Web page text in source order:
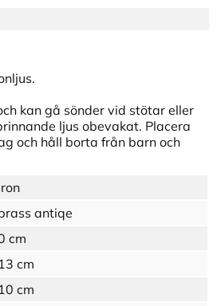
kan gå sönder vid stötar eller
ljus obevakat. Placera
och håll borta från barn och
antiqe
cm
13 cm
10 cm